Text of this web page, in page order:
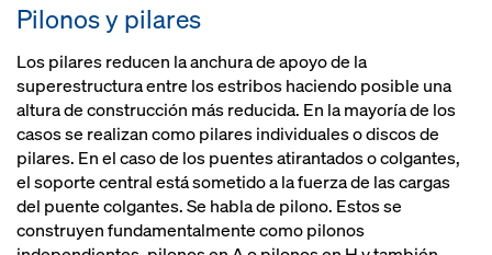
Pilonos y pilares
Los pilares reducen la anchura de apoyo de la
superestructura entre los estribos haciendo posible una
altura de construcción más reducida. En la mayoría de los
casos se realizan como pilares individuales o discos de
pilares. En el caso de los puentes atirantados o colgantes,
el soporte central está sometido a la fuerza de las cargas
del puente colgantes. Se habla de pilono. Estos se
construyen fundamentalmente como pilonos